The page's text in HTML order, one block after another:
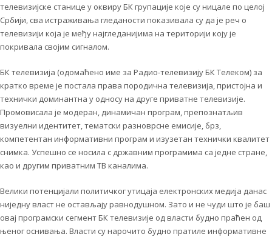
телевизијске станице у оквиру БК групације које су ницале по целој
Србији, сва истраживања гледаности показивала су да је реч о
телевизији која је међу најгледанијима на територији коју је
покривала својим сигналом.
БК телевизија (одомаћено име за Радио-телевизију БК Телеком) за
кратко време је постала права породична телевизија, пристојна и
технички доминантна у односу на друге приватне телевизије.
Промовисала је модеран, динамичан програм, препознатљив
визуелни идентитет, тематски разноврсне емисије, брз,
компетентан информативни програм и изузетан технички квалитет
снимка. Успешно се носила с државним програмима са једне стране,
као и другим приватним ТВ каналима.
Велики потенцијали политичког утицаја електронских медија данас
ниједну власт не остављају равнодушном. Зато и не чуди што је баш
овај програмски сегмент БК телевизије од власти будно праћен од
њеног оснивања. Власти су нарочито будно пратиле информативне